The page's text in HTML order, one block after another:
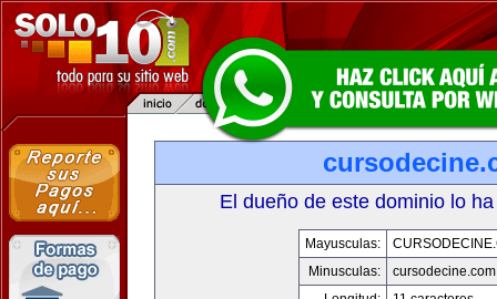
El dueño de este dominio lo
Mayusculas:
Minusculas:
cursodecine.com